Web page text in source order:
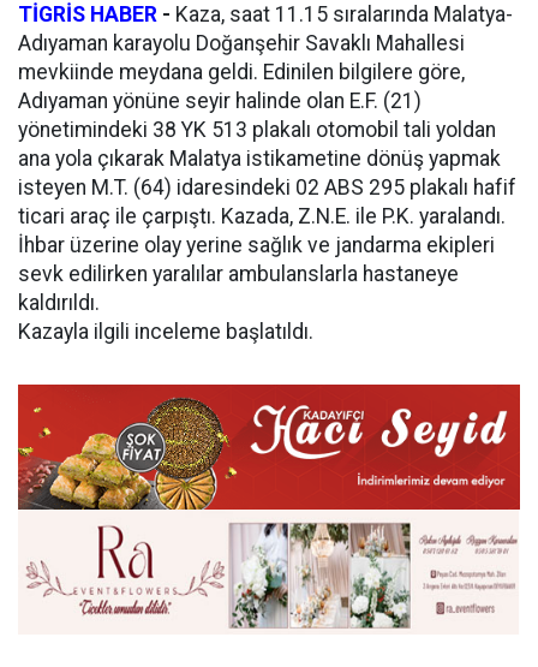
TİGRİS HABER - Kaza, saat 11.15 sıralarında Malatya-
Adıyaman karayolu Doğanşehir Savaklı Mahallesi
mevkiinde meydana geldi. Edinilen bilgilere göre,
Adıyaman yönüne seyir halinde olan E.F. (21)
yönetimindeki 38 YK 513 plakalı otomobil tali yoldan
ana yola çıkarak Malatya istikametine dönüş yapmak
isteyen M.T. (64) idaresindeki 02 ABS 295 plakalı hafif
ticari araç ile çarpıştı. Kazada, Z.N.E. ile P.K. yaralandı.
İhbar üzerine olay yerine sağlık ve jandarma ekipleri
sevk edilirken yaralılar ambulanslarla hastaneye
kaldırıldı.
Kazayla ilgili inceleme başlatıldı.